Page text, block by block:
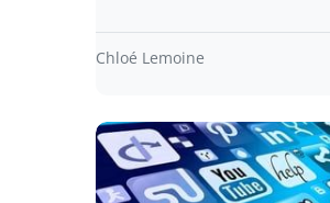
Chloé Lemoine